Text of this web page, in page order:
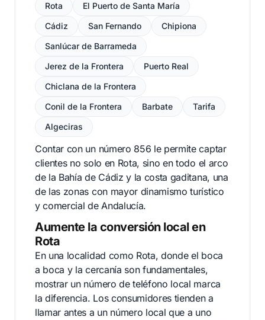
Rota
El Puerto de Santa María
Cádiz
San Fernando
Chipiona
Sanlúcar de Barrameda
Jerez de la Frontera
Puerto Real
Chiclana de la Frontera
Conil de la Frontera
Barbate
Tarifa
Algeciras
Contar con un número 856 le permite captar
clientes no solo en Rota, sino en todo el arco
de la Bahía de Cádiz y la costa gaditana, una
de las zonas con mayor dinamismo turístico
y comercial de Andalucía.
Aumente la conversión local en
Rota
En una localidad como Rota, donde el boca
a boca y la cercanía son fundamentales,
mostrar un número de teléfono local marca
la diferencia. Los consumidores tienden a
llamar antes a un número local que a uno